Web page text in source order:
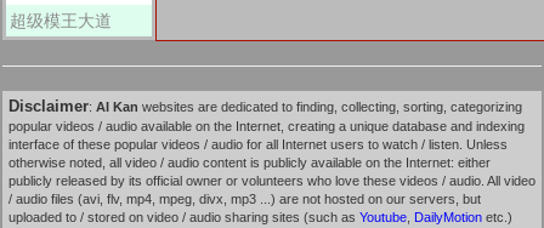
超级模王大道
Disclaimer: AI Kan websites are dedicated to finding, collecting, sorting, categorizing
popular videos / audio available on the Internet, creating a unique database and indexing
interface of these popular videos / audio for all Internet users to watch / listen. Unless
otherwise noted, all video / audio content is publicly available on the Internet: either
publicly released by its official owner or volunteers who love these videos / audio. All video
/ audio files (avi, flv, mp4, mpeg, divx, mp3 ...) are not hosted on our servers, but
uploaded to / stored on video / audio sharing sites (such as Youtube DailyMotion etc.)